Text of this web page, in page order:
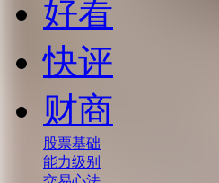
好看
快评
财商
股票基础
能力级别